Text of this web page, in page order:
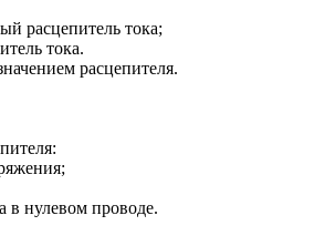
расцепитель тока;
тока.
расцепителя.
нулевом проводе.